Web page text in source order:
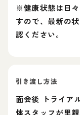
※健康状態は日
すので、最新の
認ください。
引き渡し方法
面会後 トライア
体スタッフが里